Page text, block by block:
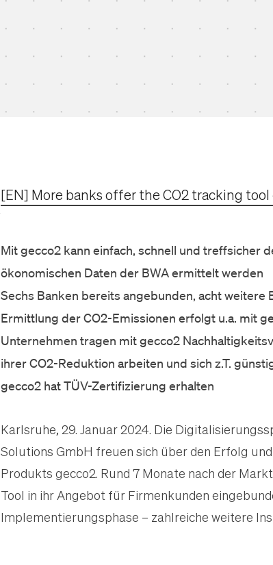
[EN] More banks offer the CO2 tracking
Mit gecco2 kann einfach, schnell und treffsicher
ökonomischen Daten der BWA ermittelt werden
Sechs Banken bereits angebunden, acht
Ermittlung der CO2-Emissionen erfolgt u.a. mit
Unternehmen tragen mit gecco2
ihrer CO2-Reduktion arbeiten und sich z.T.
gecco2 hat TÜV-Zertifizierung erhalten
Karlsruhe, 29. Januar 2024. Die
Solutions GmbH freuen sich über den Erfolg
Produkts gecco2. Rund 7 Monate nach der
Tool in ihr Angebot für Firmenkunden
Implementierungsphase – zahlreiche weitere